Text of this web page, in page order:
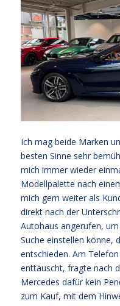
Ich mag beide Marken
besten Sinne sehr
mich immer wieder
Modellpalette nach
mich gern weiter als
direkt nach der
Autohaus angerufen,
Suche einstellen könne,
entschieden. Am
enttäuscht, fragte nach
Mercedes dafür kein
zum Kauf, mit dem